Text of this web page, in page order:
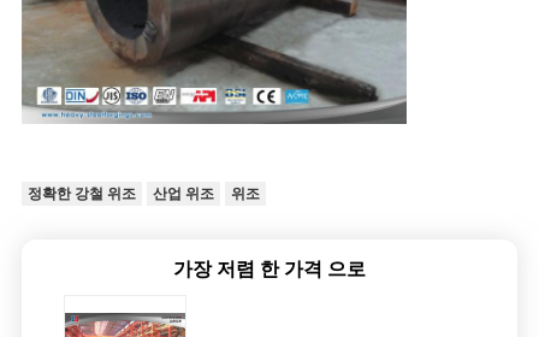
정확한 강철 위조 산업 위조 위조
가장 저렴 한 가격 으로